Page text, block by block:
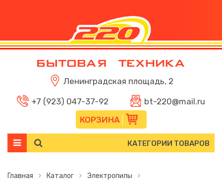
Ленинградская площадь, 2
+7 (923) 047-37-92
bt-220@mail.ru
КОРЗИНА
КАТЕГОРИИ ТОВАРОВ
Главная Каталог
Электропилы